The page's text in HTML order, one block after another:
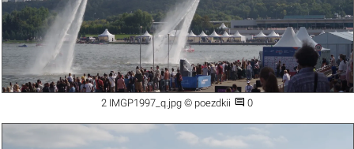
2 IMGP1997_q.jpg © poezdkii  0